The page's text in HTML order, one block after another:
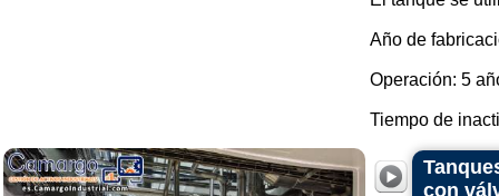
Año de
Operación: 5
Tiempo de
con